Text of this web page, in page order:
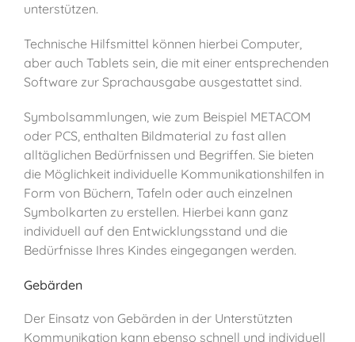
unterstützen.
Technische Hilfsmittel können hierbei Computer,
aber auch Tablets sein, die mit einer entsprechenden
Software zur Sprachausgabe ausgestattet sind.
Symbolsammlungen, wie zum Beispiel METACOM
oder PCS, enthalten Bildmaterial zu fast allen
alltäglichen Bedürfnissen und Begriffen. Sie bieten
die Möglichkeit individuelle Kommunikationshilfen in
Form von Büchern, Tafeln oder auch einzelnen
Symbolkarten zu erstellen. Hierbei kann ganz
individuell auf den Entwicklungsstand und die
Bedürfnisse Ihres Kindes eingegangen werden.
Gebärden
Der Einsatz von Gebärden in der Unterstützten
Kommunikation kann ebenso schnell und individuell